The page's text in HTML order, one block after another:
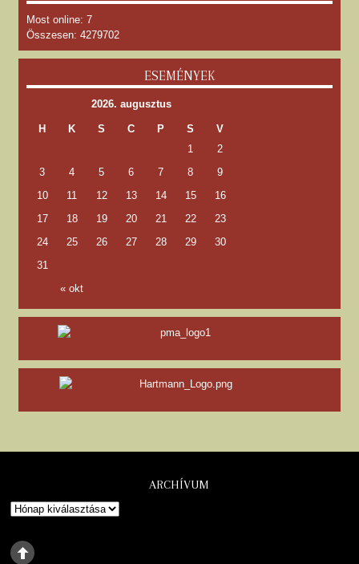
Most online: 7
Összesen: 4279702
ESEMÉNYEK
2026. augusztus
H K S C P S V
« okt
1
2
3
4 5 6 7 8
9
10
11 12 13 14 15
16
17
18 19 20 21 22
23
24
25 26 27 28 29
30
31
ARCHÍVUM